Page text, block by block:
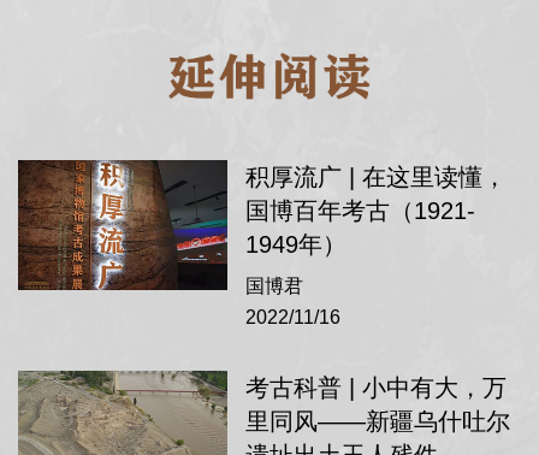
古工作；开拓实施河南洛阳汉魏故城、内蒙古
服务国家重大战略，组织实施三峡文物保护，
努力从陆地、海洋和空间不同维度找寻中华灿
烂历史文化的物质遗存，探索中华文明的发展
新时代，中国国家博物馆紧跟时代要求，重塑
工作格局，优化组织机构，在原综合考古部基
积厚流广 | 在这里读懂，
国博百年考古（1921-
1949年）
国博君
2022/11/16
考古科普 | 小中有大，万
里同风——新疆乌什吐尔